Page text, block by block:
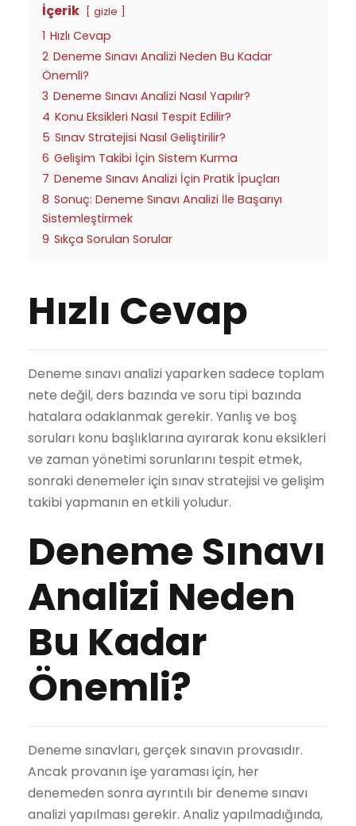
İçerik gizle
1 Hızlı Cevap
2 Deneme Sınavı Analizi Neden Bu Kadar
Önemli?
3 Deneme Sınavı Analizi Nasıl Yapılır?
4 Konu Eksikleri Nasıl Tespit Edilir?
5 Sınav Stratejisi Nasıl Geliştirilir?
6 Gelişim Takibi İçin Sistem Kurma
7 Deneme Sınavı Analizi İçin Pratik İpuçları
8 Sonuç: Deneme Sınavı Analizi İle Başarıyı
Sistemleştirmek
9 Sıkça Sorulan Sorular
Hızlı Cevap
Deneme sınavı analizi yaparken sadece toplam
nete değil, ders bazında ve soru tipi bazında
hatalara odaklanmak gerekir. Yanlış ve boş
soruları konu başlıklarına ayırarak konu eksikleri
ve zaman yönetimi sorunlarını tespit etmek,
sonraki denemeler için sınav stratejisi ve gelişim
takibi yapmanın en etkili yoludur.
Deneme Sınavı
Analizi Neden
Bu Kadar
Önemli?
Deneme sınavları, gerçek sınavın provasıdır.
Ancak provanın işe yaraması için, her
denemeden sonra ayrıntılı bir deneme sınavı
analizi yapılması gerekir. Analiz yapılmadığında,